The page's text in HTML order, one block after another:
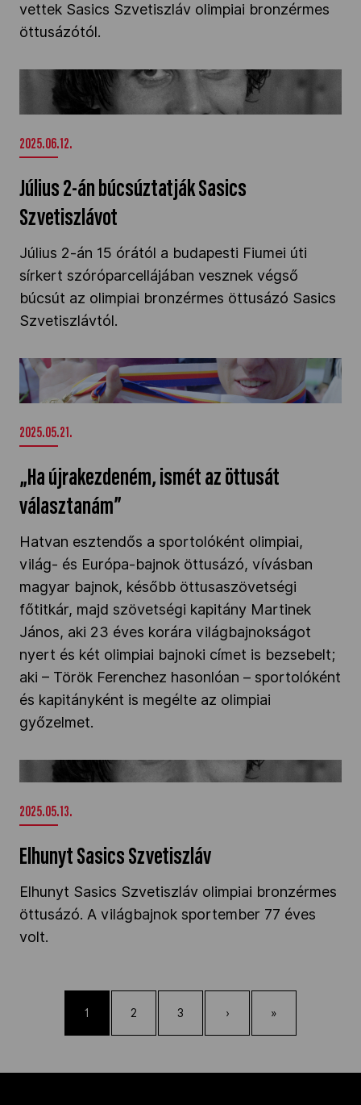
vettek Sasics Szvetiszláv olimpiai bronzérmes
öttusázótól.
Július 2-án búcsúztatják Sasics Szvetiszlávot"
2025.06.12.
Július 2-án búcsúztatják Sasics
Szvetiszlávot
Július 2-án 15 órától a budapesti Fiumei úti
sírkert szóróparcellájában vesznek végső
búcsút az olimpiai bronzérmes öttusázó Sasics
Szvetiszlávtól.
„Ha újrakezdeném, ismét az öttusát
választanám”" />
2025.05.21.
„Ha újrakezdeném, ismét az öttusát
választanám”
Hatvan esztendős a sportolóként olimpiai,
világ- és Európa-bajnok öttusázó, vívásban
magyar bajnok, később öttusaszövetségi
főtitkár, majd szövetségi kapitány Martinek
János, aki 23 éves korára világbajnokságot
nyert és két olimpiai bajnoki címet is bezsebelt;
aki – Török Ferenchez hasonlóan – sportolóként
és kapitányként is megélte az olimpiai
győzelmet.
Elhunyt Sasics Szvetiszláv" />
2025.05.13.
Elhunyt Sasics Szvetiszláv
Elhunyt Sasics Szvetiszláv olimpiai bronzérmes
öttusázó. A világbajnok sportember 77 éves
volt.
1 2 3 › »